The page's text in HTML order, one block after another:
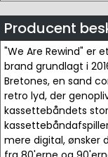
Producent
"We Are Rewind" er
brand grundlagt i
Bretones, en sand
retro lyd, der
kassettebåndets
mere digital, ønsker